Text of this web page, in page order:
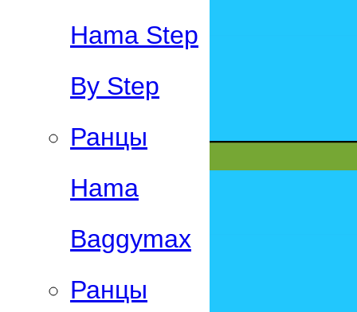
Hama Step
By Step
Ранцы
Hama
Baggymax
Ранцы